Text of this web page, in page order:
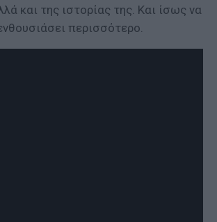
και της ιστορίας της. Και ίσως να
περισσότερο.